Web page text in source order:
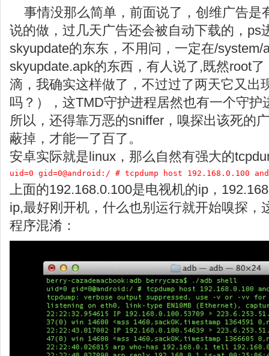
事情没那么简单，前面说了，创维广告是
说的做，过几天广告还会被自动下载的，ps
skyupdate的东东，不用问，一定在/system/
skyupdate.apk的东西，有人说了,既然root
滴，我确实这样做了，不过过了两天它又出
吗？），这TMD守护进程居然也有一个守护
所以，还得靠万恶的sniffer，嗅探出该死的
蔽掉，才能一了百了。
安卓实际就是linux，那么自然有强大的
uid=0 gid=0@android:/ # tcpdump host 192.168.0.100
上面的192.168.0.100是电视机的ip，
ip,最好刚开机，什么也别运行就开始嗅探，
程序混淆：